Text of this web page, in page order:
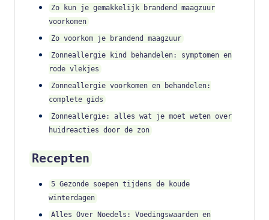
Zo kun je gemakkelijk brandend maagzuur
voorkomen
Zo voorkom je brandend maagzuur
Zonneallergie kind behandelen: symptomen en
rode vlekjes
Zonneallergie voorkomen en behandelen:
complete gids
Zonneallergie: alles wat je moet weten over
huidreacties door de zon
Recepten
5 Gezonde soepen tijdens de koude
winterdagen
Alles Over Noedels: Voedingswaarden en